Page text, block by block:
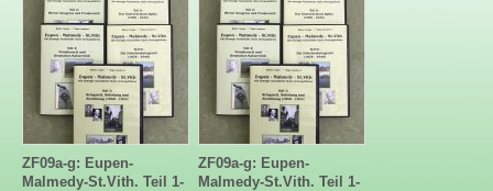
ZF09a-g: Eupen-
Malmedy-St.Vith. Teil 1-
ZF09a-g: Eupen-
Malmedy-St.Vith. Teil 1-